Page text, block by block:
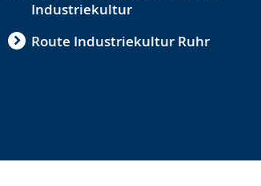
Industriekultur
Route Industriekultur Ruhr